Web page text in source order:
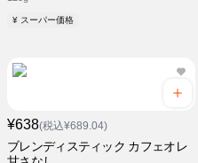
¥ スーパー価格
¥638(税込¥689.04)
ブレンディスティック カフェオレ